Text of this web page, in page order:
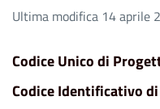
Ultima modifica 14 aprile
Codice Unico di
Codice Identificativo di